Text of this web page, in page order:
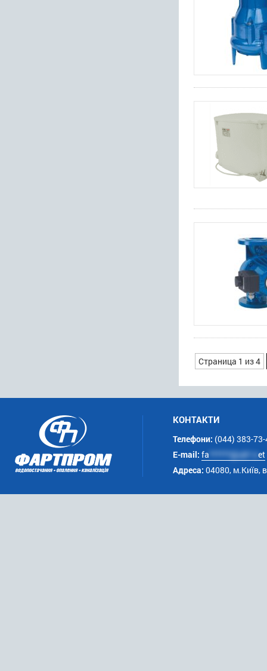
Страница 1 из 4
КОНТАКТИ
Телефони: (044) 383-
E-mail: fa ******@uk*.net
Адреса: 04080, м.Київ,